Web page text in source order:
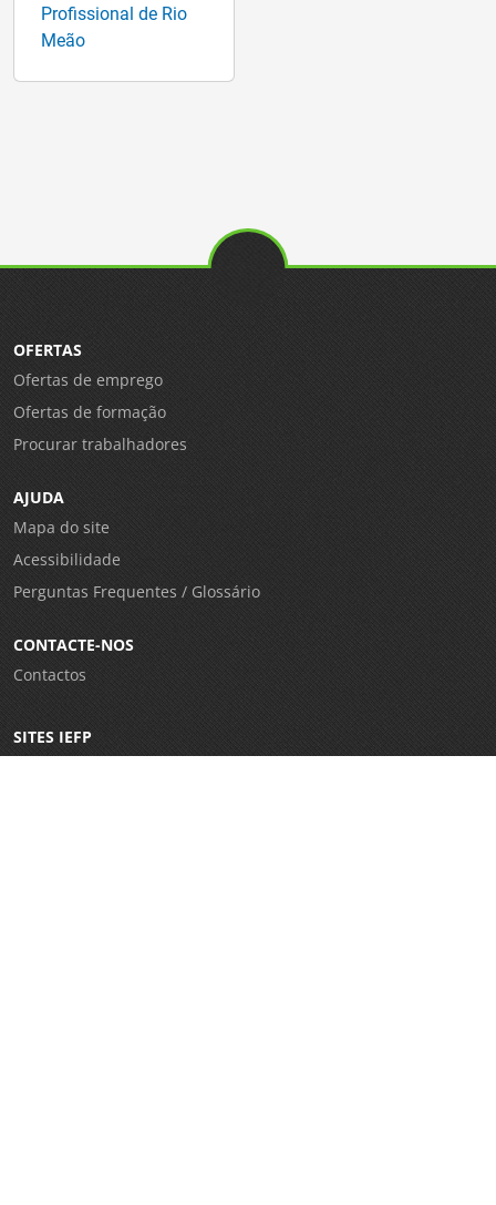
Profissional de Rio
Meão
OFERTAS
Ofertas de emprego
Ofertas de formação
Procurar trabalhadores
AJUDA
Mapa do site
Acessibilidade
Perguntas Frequentes / Glossário
CONTACTE-NOS
Contactos
SITES IEFP